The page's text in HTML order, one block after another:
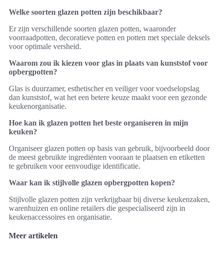
Welke soorten glazen potten zijn beschikbaar?
Er zijn verschillende soorten glazen potten, waaronder
voorraadpotten, decoratieve potten en potten met speciale deksels
voor optimale versheid.
Waarom zou ik kiezen voor glas in plaats van kunststof voor
opbergpotten?
Glas is duurzamer, esthetischer en veiliger voor voedselopslag
dan kunststof, wat het een betere keuze maakt voor een gezonde
keukenorganisatie.
Hoe kan ik glazen potten het beste organiseren in mijn
keuken?
Organiseer glazen potten op basis van gebruik, bijvoorbeeld door
de meest gebruikte ingrediënten vooraan te plaatsen en etiketten
te gebruiken voor eenvoudige identificatie.
Waar kan ik stijlvolle glazen opbergpotten kopen?
Stijlvolle glazen potten zijn verkrijgbaar bij diverse keukenzaken,
warenhuizen en online retailers die gespecialiseerd zijn in
keukenaccessoires en organisatie.
Meer artikelen